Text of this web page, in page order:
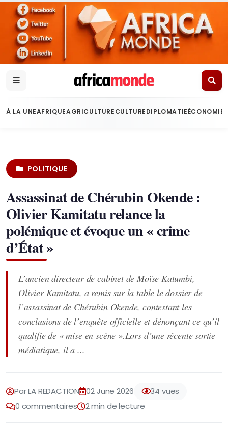
À LA UNEAFRIQUEAGRICULTURECULTUREDIPLOMATIEÉCONOMIE
POLITIQUE
Assassinat de Chérubin Okende :
Olivier Kamitatu relance la
polémique et évoque un « crime
d’État »
L’ancien directeur de cabinet de Moïse Katumbi,
Olivier Kamitatu, a remis sur la table le dossier de
l’assassinat de Chérubin Okende, contestant les
conclusions de l’enquête officielle et dénonçant ce qu’il
qualifie de « mise en scène ».Lors d’une récente sortie
médiatique, il a ...
Par LA REDACTION 02 June 2026
34 vues
0 commentaires
2 min de lecture